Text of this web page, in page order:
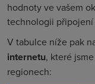
hodnoty ve vašem
technologii připojení
V tabulce níže pak
internetu, které
regionech: